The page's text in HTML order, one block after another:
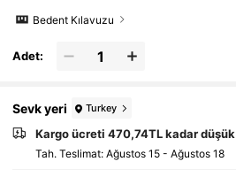
Bedent Kılavuzu
Adet:
Sevk yeri Turkey
Kargo ücreti 470,74TL kadar düşük
Tah. Teslimat: Ağustos 15 - Ağustos 18